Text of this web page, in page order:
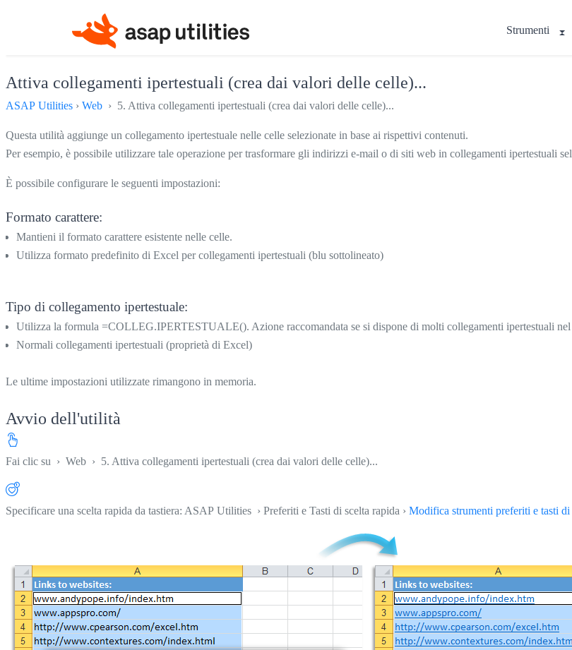
Strumenti
Attiva collegamenti ipertestuali (crea dai valori delle celle)...
ASAP Utilities › Web › 5. Attiva collegamenti ipertestuali (crea dai valori delle celle)...
Questa utilità aggiunge un collegamento ipertestuale nelle celle selezionate in base ai rispettivi contenuti.
Per esempio, è possibile utilizzare tale operazione per trasformare gli indirizzi e-mail o di siti web in collegamenti ipertestuali
È possibile configurare le seguenti impostazioni:
Formato carattere:
Mantieni il formato carattere esistente nelle celle.
Utilizza formato predefinito di Excel per collegamenti ipertestuali (blu sottolineato)
Tipo di collegamento ipertestuale:
Utilizza la formula =COLLEG.IPERTESTUALE(). Azione raccomandata se si dispone di molti collegamenti ipertestuali
Normali collegamenti ipertestuali (proprietà di Excel)
Le ultime impostazioni utilizzate rimangono in memoria.
Avvio dell'utilità
Fai clic su › Web › 5. Attiva collegamenti ipertestuali (crea dai valori delle celle)...
Specificare una scelta rapida da tastiera: ASAP Utilities › Preferiti e Tasti di scelta rapida › Modifica strumenti preferiti e tasti di